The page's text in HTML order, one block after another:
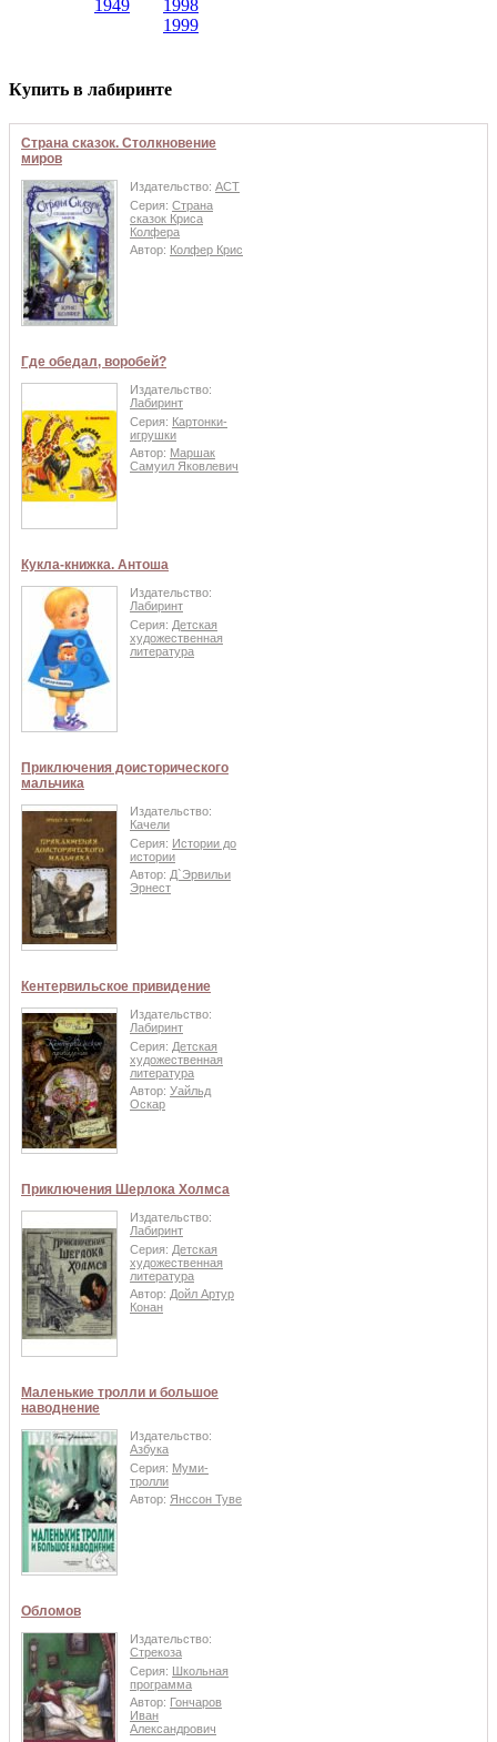
1949
1998
1999
Купить в лабиринте
Страна сказок. Столкновение
миров
Издательство: АСТ
Серия: Страна
сказок Криса
Колфера
Автор: Колфер Крис
Где обедал, воробей?
Издательство:
Лабиринт
Серия: Картонки-
игрушки
Автор: Маршак
Самуил Яковлевич
Кукла-книжка. Антоша
Издательство:
Лабиринт
Серия: Детская
художественная
литература
Приключения доисторического
мальчика
Издательство:
Качели
Серия: Истории до
истории
Автор: Д`Эрвильи
Эрнест
Кентервильское привидение
Издательство:
Лабиринт
Серия: Детская
художественная
литература
Автор: Уайльд
Оскар
Приключения Шерлока Холмса
Издательство:
Лабиринт
Серия: Детская
художественная
литература
Автор: Дойл Артур
Конан
Маленькие тролли и большое
наводнение
Издательство:
Азбука
Серия: Муми-
тролли
Автор: Янссон Туве
Обломов
Издательство:
Стрекоза
Серия: Школьная
программа
Автор: Гончаров
Иван
Александрович